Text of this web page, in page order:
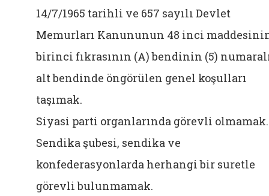
14/7/1965 tarihli ve 657 sayılı Devlet
Memurları Kanununun 48 inci
birinci fıkrasının (A) bendinin (5)
alt bendinde öngörülen genel koşulları
taşımak.
Siyasi parti organlarında görevli olmamak.
Sendika şubesi, sendika ve
konfederasyonlarda herhangi bir suretle
görevli bulunmamak.